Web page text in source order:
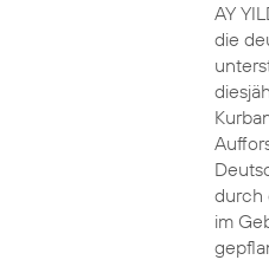
AY
die
durch
im